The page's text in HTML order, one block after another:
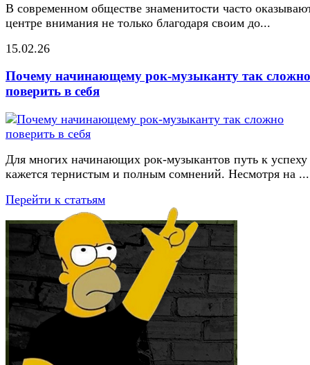
В современном обществе знаменитости часто
центре внимания не только благодаря своим до...
15.02.26
Почему начинающему рок-музыканту так сложно
поверить в себя
Для многих начинающих рок-музыкантов путь к успеху
кажется тернистым и полным сомнений. Несмотря на ...
Перейти к статьям